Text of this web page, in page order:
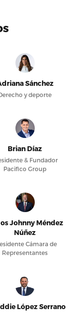
Sánchez
y deporte
Brian Díaz
& Fundador
Pacifico Group
Johnny Méndez
Núñez
Cámara de
Representantes
López Serrano